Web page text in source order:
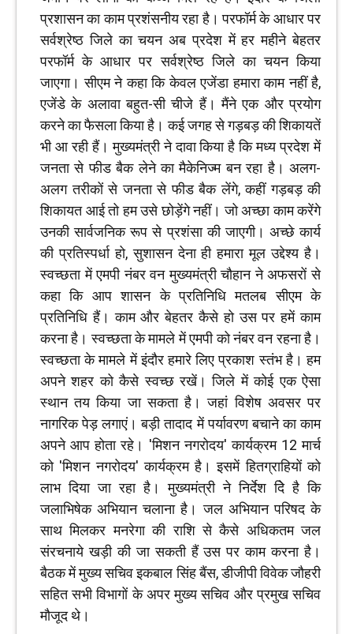
प्रशासन का काम प्रशंसनीय रहा है। परफॉर्म के आधार पर
सर्वश्रेष्ठ जिले का चयन अब प्रदेश में हर महीने बेहतर
परफॉर्म के आधार पर सर्वश्रेष्ठ जिले का चयन किया
जाएगा। सीएम ने कहा कि केवल एजेंडा हमारा काम नहीं है,
एजेंडे के अलावा बहुत-सी चीजे हैं। मैंने एक और प्रयोग
करने का फैसला किया है। कई जगह से गड़बड़ की शिकायतें
भी आ रही हैं। मुख्यमंत्री ने दावा किया है कि मध्य प्रदेश में
जनता से फीड बैक लेने का मैकेनिज्म बन रहा है। अलग-
अलग तरीकों से जनता से फीड बैक लेंगे, कहीं गड़बड़ की
शिकायत आई तो हम उसे छोड़ेंगे नहीं। जो अच्छा काम करेंगे
उनकी सार्वजनिक रूप से प्रशंसा की जाएगी। अच्छे कार्य
की प्रतिस्पर्धा हो, सुशासन देना ही हमारा मूल उद्देश्य है।
स्वच्छता में एमपी नंबर वन मुख्यमंत्री चौहान ने अफसरों से
कहा कि आप शासन के प्रतिनिधि मतलब सीएम के
प्रतिनिधि हैं। काम और बेहतर कैसे हो उस पर हमें काम
करना है। स्वच्छता के मामले में एमपी को नंबर वन रहना है।
स्वच्छता के मामले में इंदौर हमारे लिए प्रकाश स्तंभ है। हम
अपने शहर को कैसे स्वच्छ रखें। जिले में कोई एक ऐसा
स्थान तय किया जा सकता है। जहां विशेष अवसर पर
नागरिक पेड़ लगाएं। बड़ी तादाद में पर्यावरण बचाने का काम
अपने आप होता रहे। 'मिशन नगरोदय' कार्यक्रम 12 मार्च
को 'मिशन नगरोदय' कार्यक्रम है। इसमें हितग्राहियों को
लाभ दिया जा रहा है। मुख्यमंत्री ने निर्देश दिे है कि
जलाभिषेक अभियान चलाना है। जल अभियान परिषद के
साथ मिलकर मनरेगा की राशि से कैसे अधिकतम जल
संरचनाये खड़ी की जा सकती हैं उस पर काम करना है।
बैठक में मुख्य सचिव इकबाल सिंह बैंस, डीजीपी विवेक जौहरी
सहित सभी विभागों के अपर मुख्य सचिव और प्रमुख सचिव
मौजूद थे।